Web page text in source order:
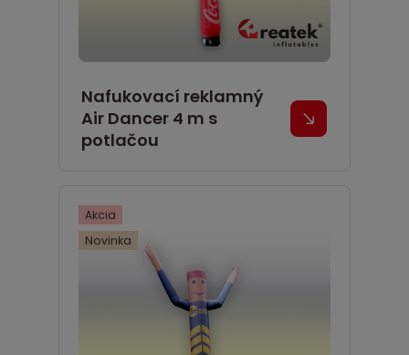
Nafukovací reklamný
Air Dancer 4 m s
potlačou
Akcia
Novinka